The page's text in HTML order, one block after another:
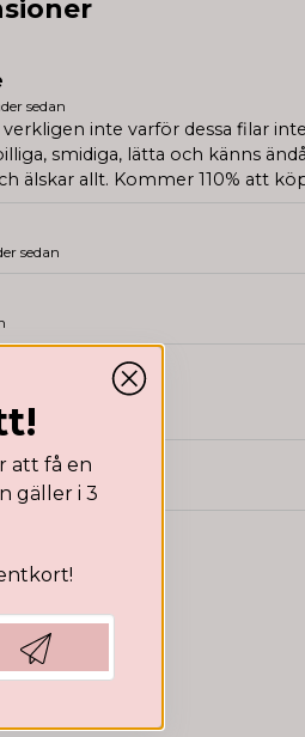
sedan
inte varför dessa filar
smidiga, lätta och känns
älskar allt. Kommer 110% att
sedan
att få en
gäller i 3
kod